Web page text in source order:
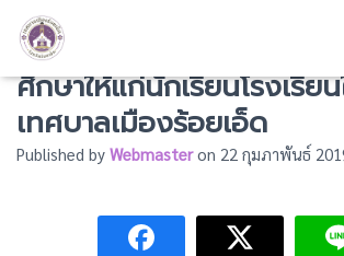
ดร.ธีระ ชัยคณารักษ์กูล มอบ
ศึกษาให้แก่นักเรียนโรงเรีย
เทศบาลเมืองร้อยเอ็ด
Published by Webmasteron 22 กุมภาพันธ์